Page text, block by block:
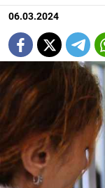
06.03.2024